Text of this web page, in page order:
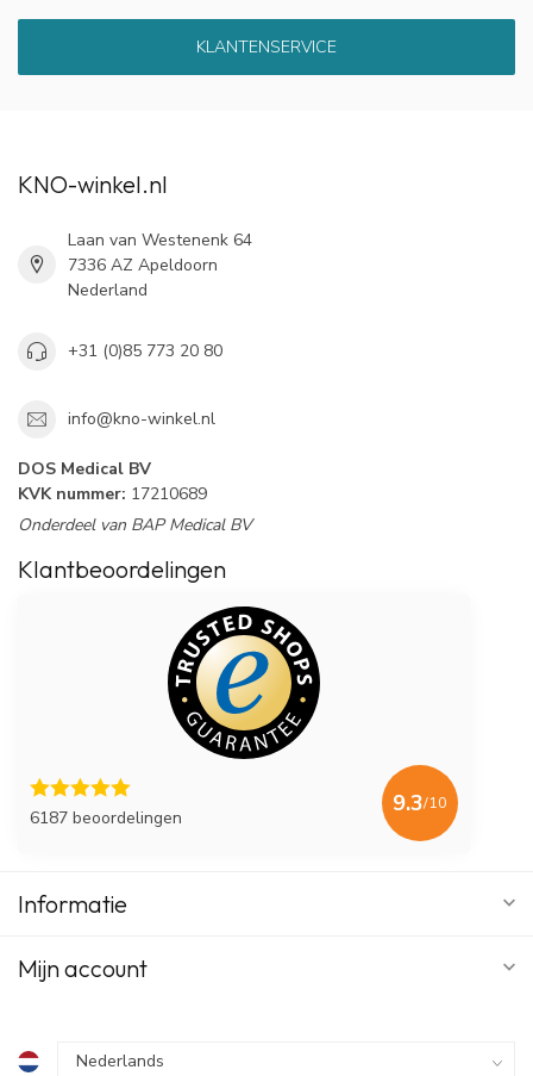
KLANTENSERVICE
KNO-winkel.nl
Laan van Westenenk 64
7336 AZ Apeldoorn
Nederland
+31 (0)85 773 20 80
info@kno-winkel.nl
DOS Medical BV
KVK nummer: 17210689
Onderdeel van BAP Medical BV
Klantbeoordelingen
6187 beoordelingen
9.3/10
Informatie
Mijn account